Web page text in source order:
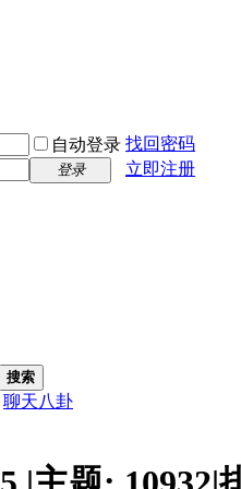
自动登录 找回密码
登录 立即注册
搜索
聊天八卦